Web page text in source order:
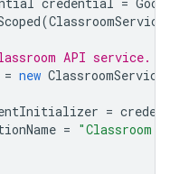
(ClassroomService
API service.
= new ClassroomService
=
= "Classroom